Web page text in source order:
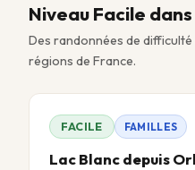
Niveau Facile
Des randonnées de
régions de France.
FACILE FAMILLES
Lac Blanc depuis